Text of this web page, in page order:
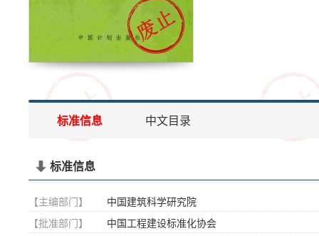
标准信息 中文目录
标准信息
【主编部门】
中国建筑科学研究院
【批准部门】
中国工程建设标准化协会